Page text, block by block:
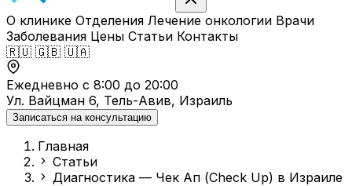
О клинике Отделения Лечение онкологии Врачи
Заболевания Цены Статьи Контакты
🇷🇺 🇬🇧 🇺🇦
Ежедневно с 8:00 до 20:00
Ул. Вайцман 6, Тель-Авив, Израиль
Записаться на консультацию
Главная
Статьи
Диагностика — Чек Ап (Check Up) в Израиле